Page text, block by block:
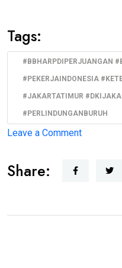
Tags:
#BBHARPDIPERJUANGAN
#PEKERJAINDONESIA
#JAKARTATIMUR
#PERLINDUNGANBURUH
Leave a Commenton
Jakarta
Share: